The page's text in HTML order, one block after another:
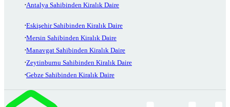
Antalya Sahibinden Kiralık Daire
Eskişehir Sahibinden Kiralık Daire
Mersin Sahibinden Kiralık Daire
Manavgat Sahibinden Kiralık Daire
Zeytinburnu Sahibinden Kiralık Daire
Gebze Sahibinden Kiralık Daire